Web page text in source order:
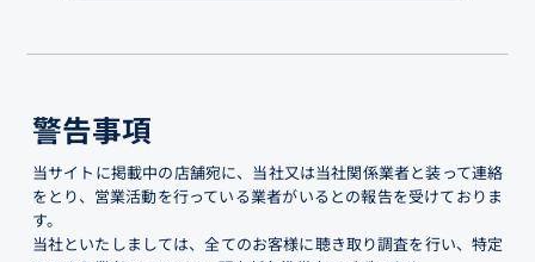
警告事項
当サイトに掲載中の店舗宛に、当社又は当社関係業者と装って連絡
をとり、営業活動を行っている業者がいるとの報告を受けておりま
す。
当社といたしましては、全てのお客様に聴き取り調査を行い、特定